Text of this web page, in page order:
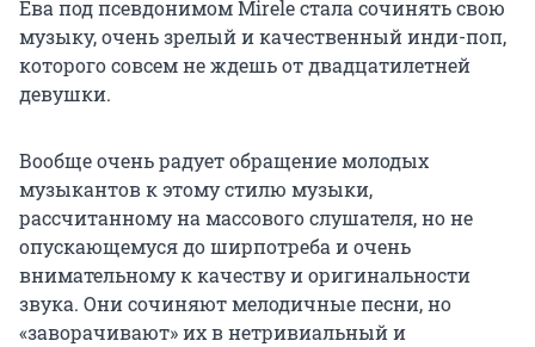
Ева под псевдонимом Mirele стала сочинять свою
музыку, очень зрелый и качественный инди-поп,
которого совсем не ждешь от двадцатилетней
девушки.
Вообще очень радует обращение молодых
музыкантов к этому стилю музыки,
рассчитанному на массового слушателя, но не
опускающемуся до ширпотреба и очень
внимательному к качеству и оригинальности
звука. Они сочиняют мелодичные песни, но
«заворачивают» их в нетривиальный и